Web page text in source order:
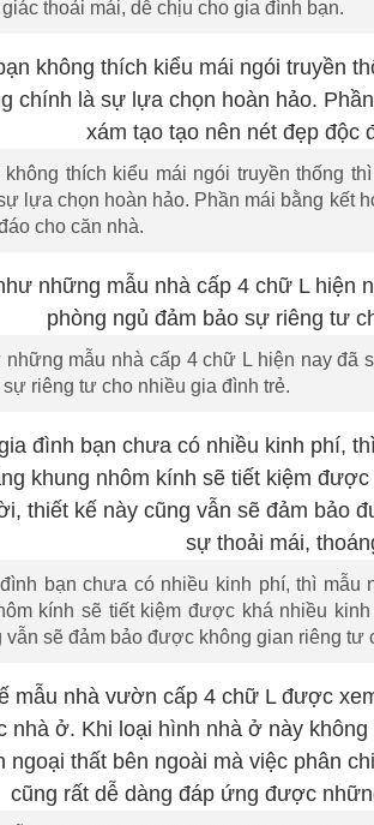
thoải mái, dễ chịu cho gia đình bạn.
không thích kiểu mái ngói truyền thống
lựa chọn hoàn hảo. Phần mái bằng kết
cho căn nhà.
những mẫu nhà cấp 4 chữ L hiện nay đã
riêng tư cho nhiều gia đình trẻ.
bạn chưa có nhiều kinh phí, thì mẫu
kính sẽ tiết kiệm được khá nhiều
vẫn sẽ đảm bảo được không gian riêng tư